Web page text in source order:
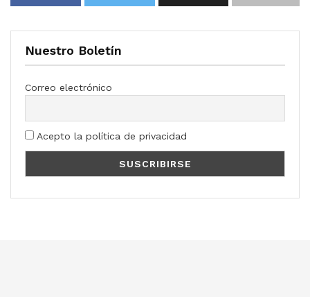
Nuestro Boletín
Correo electrónico
Acepto la política de privacidad